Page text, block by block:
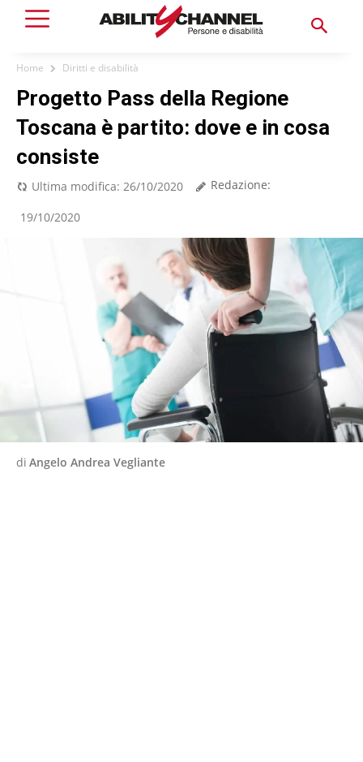
Home Diritti e disabilità
Progetto Pass della Regione
Toscana è partito: dove e in cosa
consiste
Ultima modifica: 26/10/2020 Redazione:
19/10/2020
di Angelo Andrea Vegliante